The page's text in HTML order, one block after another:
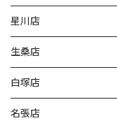
星川店
生桑店
白塚店
名張店